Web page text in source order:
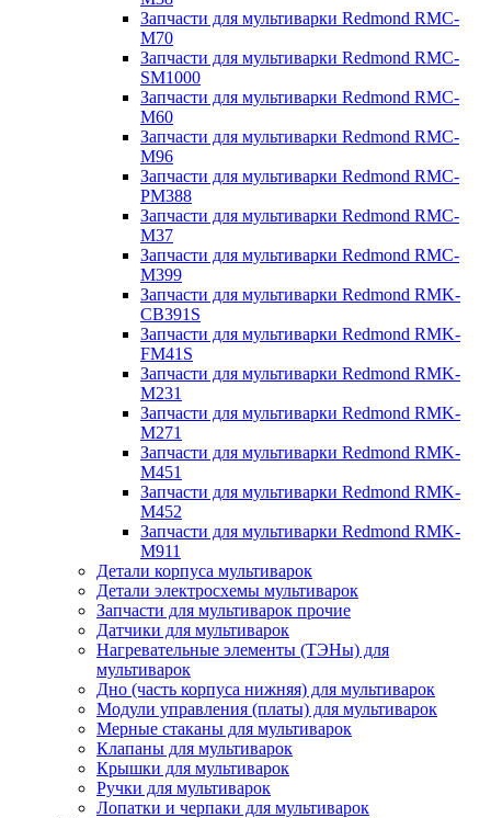
Запчасти для мультиварки Redmond RMC-
M70
Запчасти для мультиварки Redmond RMC-
SM1000
Запчасти для мультиварки Redmond RMC-
M60
Запчасти для мультиварки Redmond RMC-
M96
Запчасти для мультиварки Redmond RMC-
PM388
Запчасти для мультиварки Redmond RMC-
M37
Запчасти для мультиварки Redmond RMC-
M399
Запчасти для мультиварки Redmond RMK-
CB391S
Запчасти для мультиварки Redmond RMK-
FM41S
Запчасти для мультиварки Redmond RMK-
M231
Запчасти для мультиварки Redmond RMK-
M271
Запчасти для мультиварки Redmond RMK-
M451
Запчасти для мультиварки Redmond RMK-
M452
Запчасти для мультиварки Redmond RMK-
M911
Детали корпуса мультиварок
Детали электросхемы мультиварок
Запчасти для мультиварок прочие
Датчики для мультиварок
Нагревательные элементы (ТЭНы) для
мультиварок
Дно (часть корпуса нижняя) для мультиварок
Модули управления (платы) для мультиварок
Мерные стаканы для мультиварок
Клапаны для мультиварок
Крышки для мультиварок
Ручки для мультиварок
Лопатки и черпаки для мультиварок